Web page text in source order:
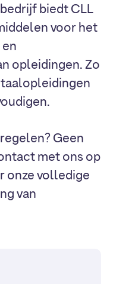
biedt CLL
voor het
opleidingen. Zo
taalopleidingen
Geen
met ons op
onze volledige
van